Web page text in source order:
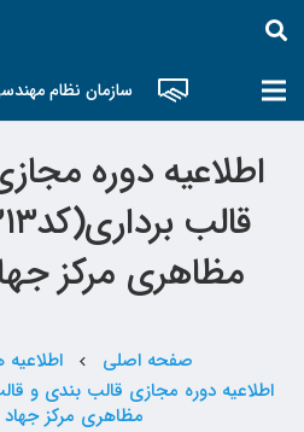
سازمان نظام
اطلاعیه دوره
مظاهری مرکز
صفحه اصلی chevron_left
مظاهری مرکز